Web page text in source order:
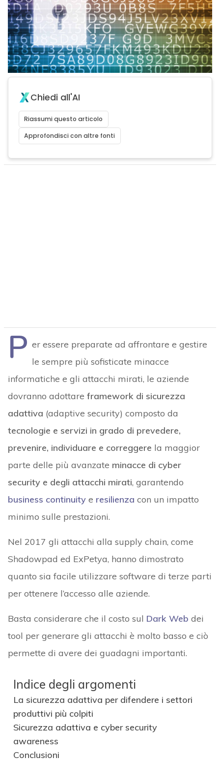
Chiedi all'AI
Riassumi questo articolo
Approfondisci con altre fonti
P er essere preparate ad affrontare e gestire
le sempre più sofisticate minacce
informatiche e gli attacchi mirati, le aziende
dovranno adottare framework di sicurezza
adattiva (adaptive security) composto da
tecnologie e servizi in grado di prevedere,
prevenire, individuare e correggere la maggior
parte delle più avanzate minacce di cyber
security e degli attacchi mirati, garantendo
business continuitye resilienza con un impatto
minimo sulle prestazioni.
Nel 2017 gli attacchi alla supply chain, come
Shadowpad ed ExPetya, hanno dimostrato
quanto sia facile utilizzare software di terze parti
per ottenere l’accesso alle aziende.
Basta considerare che il costo sul Dark Web dei
tool per generare gli attacchi è molto basso e ciò
permette di avere dei guadagni importanti.
Indice degli argomenti
La sicurezza adattiva per difendere i settori
produttivi più colpiti
Sicurezza adattiva e cyber security
awareness
Conclusioni